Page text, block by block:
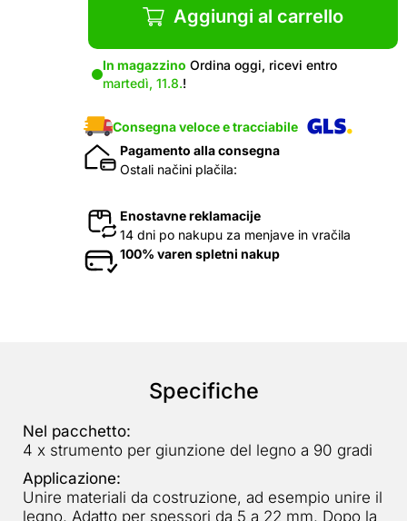
Aggiungi al carrello
In magazzino Ordina oggi, ricevi entro
martedì, 11.8.!
Consegna veloce e tracciabile
Pagamento alla consegna
Ostali načini plačila:
Enostavne reklamacije
14 dni po nakupu za menjave in vračila
100% varen spletni nakup
Specifiche
Nel pacchetto:
4 x strumento per giunzione del legno a 90 gradi
Applicazione:
Unire materiali da costruzione, ad esempio unire il
legno. Adatto per spessori da 5 a 22 mm. Dopo la